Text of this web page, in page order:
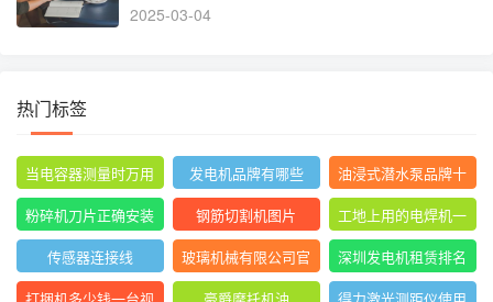
2025-03-04
热门标签
当电容器测量时万用
表指针摆动后停止不
动
发电机品牌有哪些
油浸式潜水泵品牌十
大排名
粉碎机刀片正确安装
方法图
钢筋切割机图片
工地上用的电焊机一
般是直流还是交流
传感器连接线
玻璃机械有限公司官
网
深圳发电机租赁排名
前十